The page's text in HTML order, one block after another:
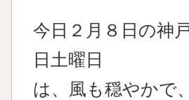
今日２月８日の神
日土曜日
は、風も穏やかで